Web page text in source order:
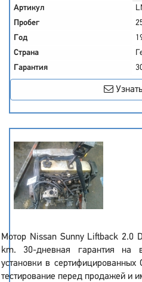
Артикул
Пробег
Год
Страна
Гарантия
Мотор Nissan Sunny Liftback 2.0
km. 30-дневная гарантия на
установки в
тестирование перед продажей и